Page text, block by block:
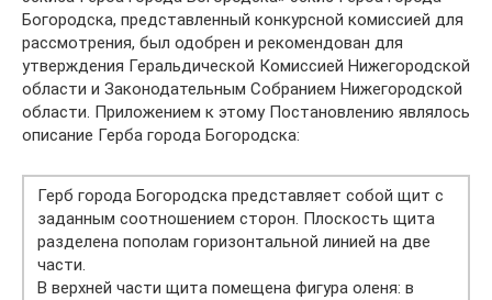
Богородска, представленный конкурсной комиссией для
рассмотрения, был одобрен и рекомендован для
утверждения Геральдической Комиссией Нижегородской
области и Законодательным Собранием Нижегородской
области. Приложением к этому Постановлению являлось
описание Герба города Богородска:
Герб города Богородска представляет собой щит с
заданным соотношением сторон. Плоскость щита
разделена пополам горизонтальной линией на две
части.
В верхней части щита помещена фигура оленя: в